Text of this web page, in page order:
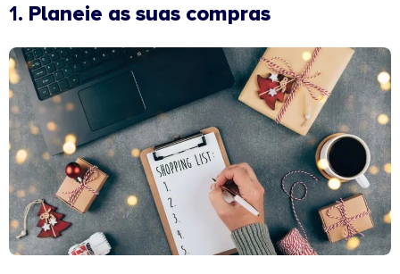
1. Planeie as suas compras